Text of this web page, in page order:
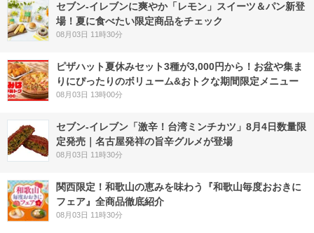
セブン‐イレブンに爽やか「レモン」スイーツ＆パン新登
場！夏に食べたい限定商品をチェック
08月03日 11時30分
ピザハット夏休みセット3種が3,000円から！お盆や集ま
りにぴったりのボリューム&おトクな期間限定メニュー
08月03日 13時00分
セブン-イレブン「激辛！台湾ミンチカツ」8月4日数量限
定発売｜名古屋発祥の旨辛グルメが登場
08月03日 11時30分
関西限定！和歌山の恵みを味わう『和歌山毎度おおきに
フェア』全商品徹底紹介
08月03日 11時30分